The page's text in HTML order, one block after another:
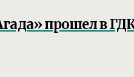
прошел в